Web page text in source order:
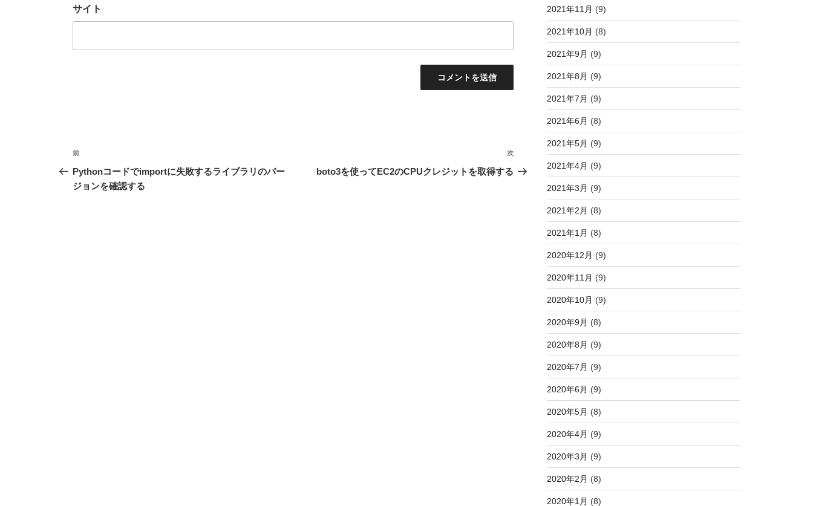
サイト
投
稿
ナ
前
の
投
前
Pythonコードでimportに失敗するライブラリのバー
ジョンを確認する
次
の
次
boto3を使ってEC2のCPUクレジットを取得する
2021年11月 (9)
2021年10月 (8)
2021年9月 (9)
2021年8月 (9)
2021年7月 (9)
2021年6月 (8)
2021年5月 (9)
2021年4月 (9)
2021年3月 (9)
2021年2月 (8)
2021年1月 (8)
2020年12月 (9)
2020年11月 (9)
2020年10月 (9)
2020年9月 (8)
2020年8月 (9)
2020年7月 (9)
2020年6月 (9)
2020年5月 (8)
2020年4月 (9)
2020年3月 (9)
2020年2月 (8)
2020年1月 (8)